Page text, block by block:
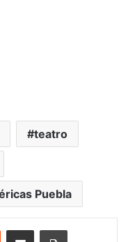
teatro
Puebla
Reddit Share via Email Print